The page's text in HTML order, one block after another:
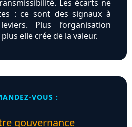
Les écarts ne
: ce sont des signaux à
Plus l’organisation
elle crée de la valeur.
VOUS :
gouvernance